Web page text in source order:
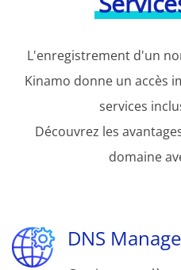
L'enregistrement d'un
Kinamo donne un accès
services
Découvrez les
domaine
DNS